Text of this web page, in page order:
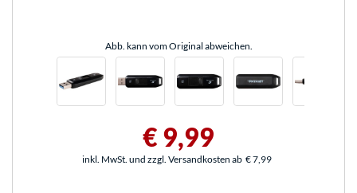
Abb. kann vom Original abweichen.
€ 9,99
inkl. MwSt. und zzgl. Versandkosten ab € 7,99